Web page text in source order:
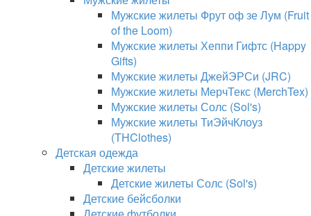
Мужские жилеты Фрут оф зе Лум (Fruit
of the Loom)
Мужские жилеты Хеппи Гифтс (Happy
Gifts)
Мужские жилеты ДжейЭРСи (JRC)
Мужские жилеты МерчТекс (MerchTex)
Мужские жилеты Солс (Sol's)
Мужские жилеты ТиЭйчКлоуз
(THClothes)
Детская одежда
Детские жилеты
Детские жилеты Солс (Sol's)
Детские бейсболки